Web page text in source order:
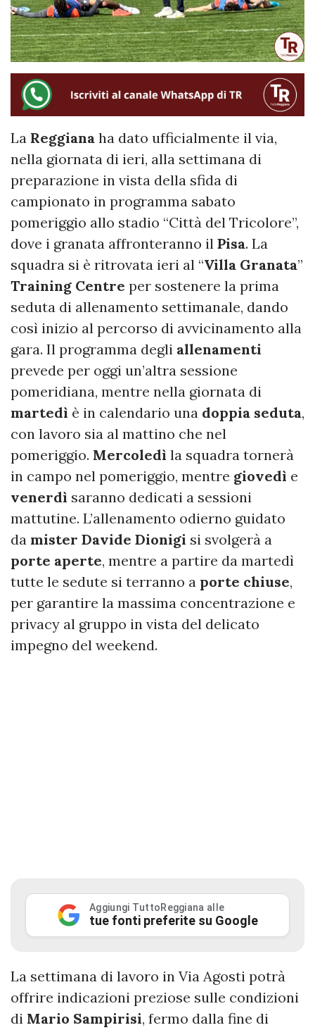
La Reggiana ha dato ufficialmente il via,
nella giornata di ieri, alla settimana di
preparazione in vista della sfida di
campionato in programma sabato
pomeriggio allo stadio “Città del Tricolore”,
dove i granata affronteranno il Pisa. La
squadra si è ritrovata ieri al “Villa Granata”
Training Centre per sostenere la prima
seduta di allenamento settimanale, dando
così inizio al percorso di avvicinamento alla
gara. Il programma degli allenamenti
prevede per oggi un’altra sessione
pomeridiana, mentre nella giornata di
martedì è in calendario una doppia seduta,
con lavoro sia al mattino che nel
pomeriggio. Mercoledì la squadra tornerà
in campo nel pomeriggio, mentre giovedì e
venerdì saranno dedicati a sessioni
mattutine. L’allenamento odierno guidato
da mister Davide Dionigi si svolgerà a
porte aperte, mentre a partire da martedì
tutte le sedute si terranno a porte chiuse,
per garantire la massima concentrazione e
privacy al gruppo in vista del delicato
impegno del weekend.
Aggiungi TuttoReggiana alle
tue fonti preferite su Google
La settimana di lavoro in Via Agosti potrà
offrire indicazioni preziose sulle condizioni
di Mario Sampirisi, fermo dalla fine di